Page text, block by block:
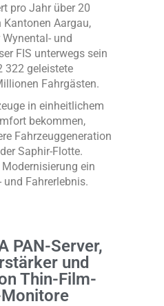
pro Jahr über 20
Aargau,
und
FIS unterwegs sein
322 geleistete
Fahrgästen.
in einheitlichem
bekommen,
Fahrzeuggeneration
Saphir-Flotte.
ein
Fahrerlebnis.
PAN-Server,
und
Thin-Film-